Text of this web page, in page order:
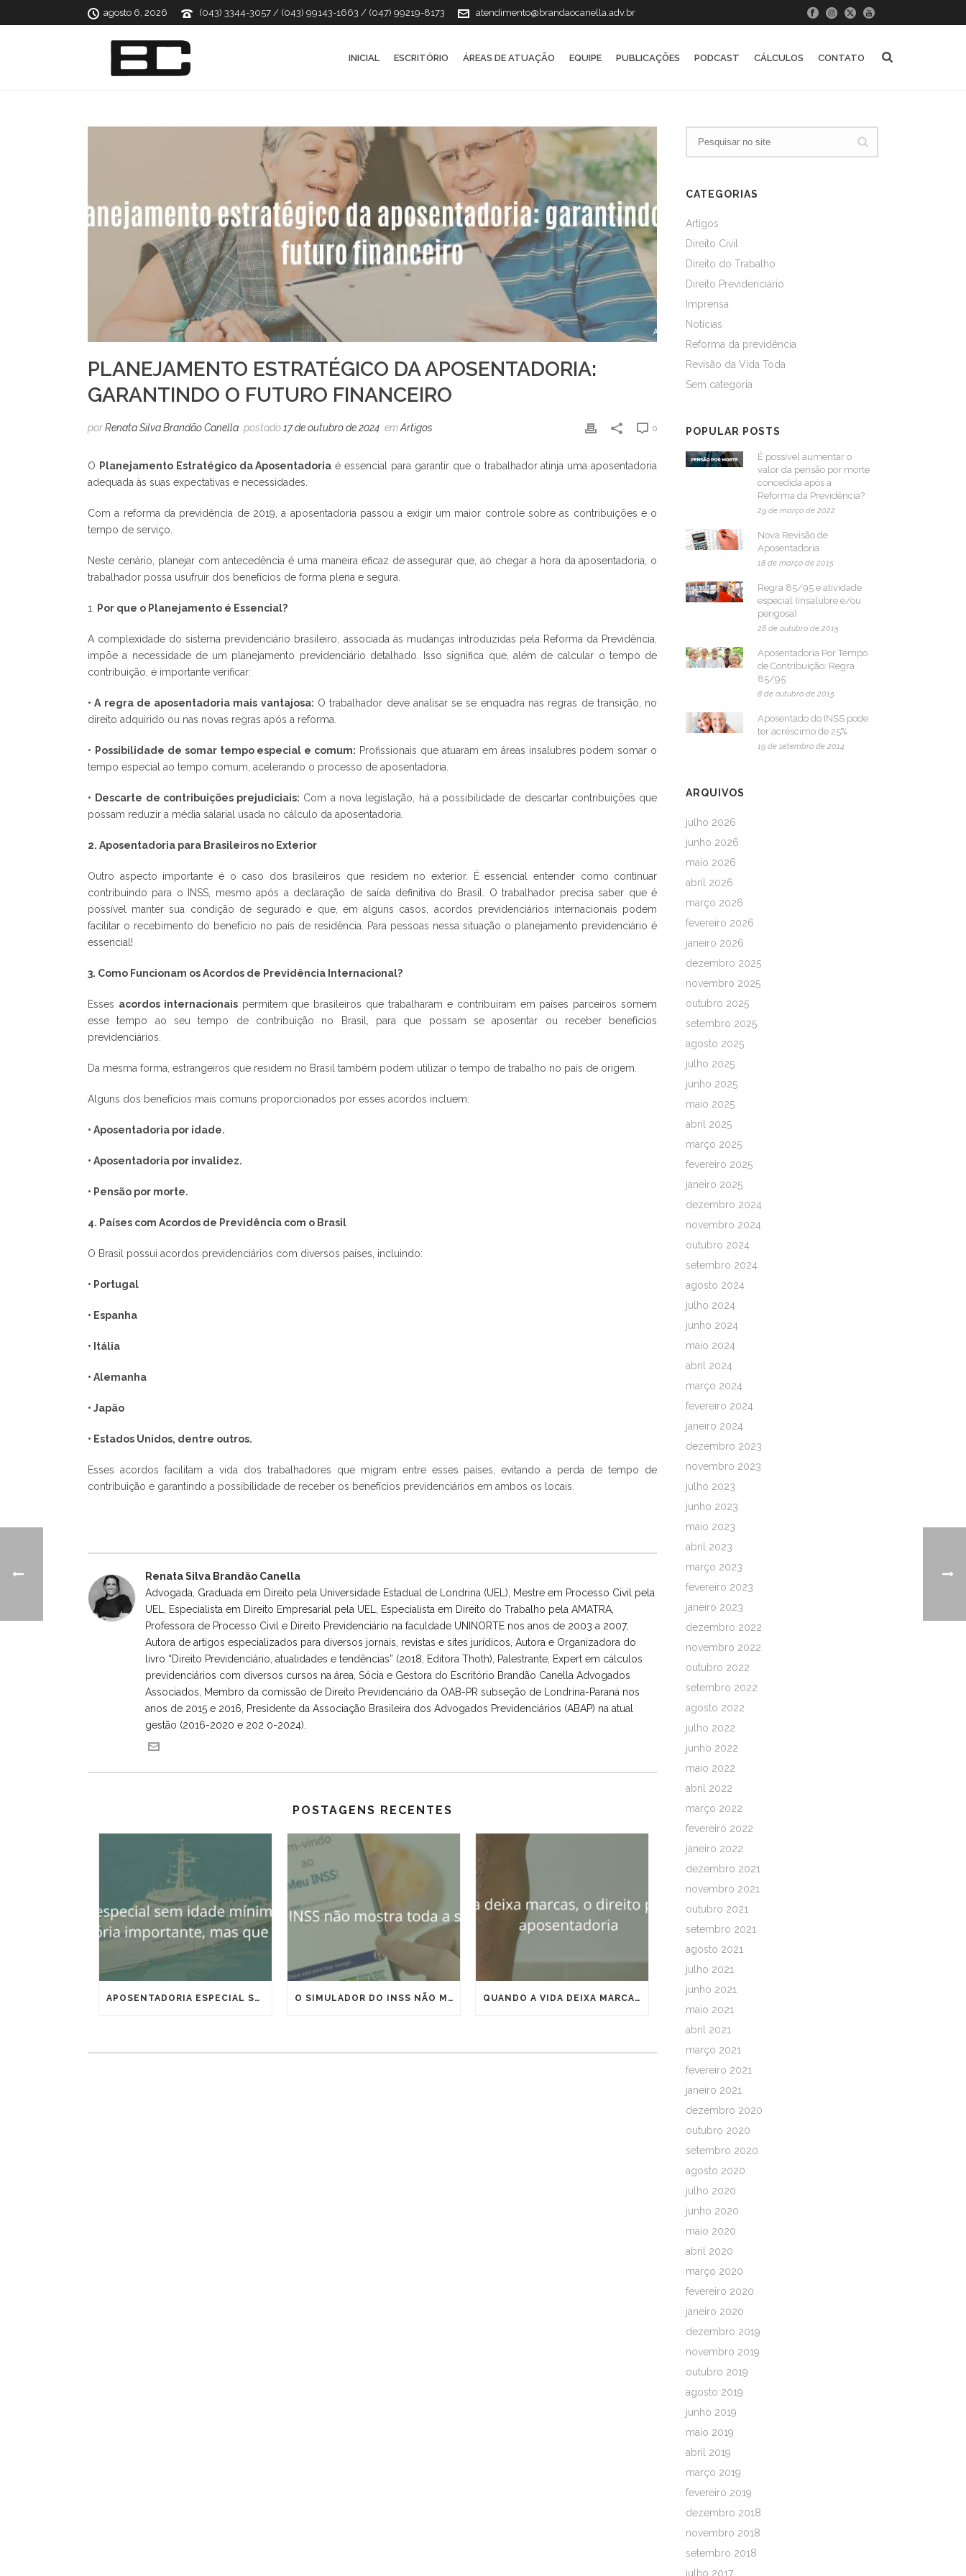
agosto 6, 2026 (043) 3344-3057 / (043) 99143-1663 / (047) 99219-8173 atendimento@brandaocanella.adv.br
INICIAL ESCRITÓRIO ÁREAS DE ATUAÇÃO EQUIPE PUBLICAÇÕES PODCAST CÁLCULOS CONTATO
PLANEJAMENTO ESTRATÉGICO DA APOSENTADORIA:
GARANTINDO O FUTURO FINANCEIRO
porRenata Silva Brandão Canella postado 17 de outubro de 2024 emArtigos 0
O Planejamento Estratégico da Aposentadoria é essencial para garantir que o trabalhador atinja uma aposentadoria
adequada às suas expectativas e necessidades.
Com a reforma da previdência de 2019, a aposentadoria passou a exigir um maior controle sobre as contribuições e o
tempo de serviço.
Neste cenário, planejar com antecedência é uma maneira eficaz de assegurar que, ao chegar a hora da aposentadoria, o
trabalhador possa usufruir dos benefícios de forma plena e segura.
1. Por que o Planejamento é Essencial?
A complexidade do sistema previdenciário brasileiro, associada às mudanças introduzidas pela Reforma da Previdência,
impõe a necessidade de um planejamento previdenciário detalhado. Isso significa que, além de calcular o tempo de
contribuição, é importante verificar:
• A regra de aposentadoria mais vantajosa: O trabalhador deve analisar se se enquadra nas regras de transição, no
direito adquirido ou nas novas regras após a reforma.
• Possibilidade de somar tempo especial e comum: Profissionais que atuaram em áreas insalubres podem somar o
tempo especial ao tempo comum, acelerando o processo de aposentadoria.
• Descarte de contribuições prejudiciais: Com a nova legislação, há a possibilidade de descartar contribuições que
possam reduzir a média salarial usada no cálculo da aposentadoria.
2. Aposentadoria para Brasileiros no Exterior
Outro aspecto importante é o caso dos brasileiros que residem no exterior. É essencial entender como continuar
contribuindo para o INSS, mesmo após a declaração de saída definitiva do Brasil. O trabalhador precisa saber que é
possível manter sua condição de segurado e que, em alguns casos, acordos previdenciários internacionais podem
facilitar o recebimento do benefício no país de residência. Para pessoas nessa situação o planejamento previdenciário é
essencial!
3. Como Funcionam os Acordos de Previdência Internacional?
Esses acordos internacionaispermitem que brasileiros que trabalharam e contribuíram em países parceiros somem
esse tempo ao seu tempo de contribuição no Brasil, para que possam se aposentar ou receber benefícios
previdenciários.
Da mesma forma, estrangeiros que residem no Brasil também podem utilizar o tempo de trabalho no país de origem.
Alguns dos benefícios mais comuns proporcionados por esses acordos incluem:
• Aposentadoria por idade.
• Aposentadoria por invalidez.
• Pensão por morte.
4. Países com Acordos de Previdência com o Brasil
O Brasil possui acordos previdenciários com diversos países, incluindo:
• Portugal
• Espanha
• Itália
• Alemanha
• Japão
• Estados Unidos, dentre outros.
Esses acordos facilitam a vida dos trabalhadores que migram entre esses países, evitando a perda de tempo de
contribuição e garantindo a possibilidade de receber os benefícios previdenciários em ambos os locais.
Renata Silva Brandão Canella
Advogada, Graduada em Direito pela Universidade Estadual de Londrina (UEL), Mestre em Processo Civil pela
UEL, Especialista em Direito Empresarial pela UEL, Especialista em Direito do Trabalho pela AMATRA,
Professora de Processo Civil e Direito Previdenciário na faculdade UNINORTE nos anos de 2003 a 2007,
Autora de artigos especializados para diversos jornais, revistas e sites jurídicos, Autora e Organizadora do
livro “Direito Previdenciário, atualidades e tendências” (2018, Editora Thoth), Palestrante, Expert em cálculos
previdenciários com diversos cursos na área, Sócia e Gestora do Escritório Brandão Canella Advogados
Associados, Membro da comissão de Direito Previdenciário da OAB-PR subseção de Londrina-Paraná nos
anos de 2015 e 2016, Presidente da Associação Brasileira dos Advogados Previdenciários (ABAP) na atual
gestão (2016-2020 e 202 0-2024).
POSTAGENS RECENTES
APOSENTADORIA ESPECIAL SEM IDADE MÍNIMA PARA MARÍTIMOS E OFFSHORE: VITÓRIA IMPORTANTE, MAS QUE EXIGE ESTRATÉGIA O SIMULADOR DO INSS NÃO MOSTRA TODA A SUA APOSENTADORIA QUANDO A VIDA DEIXA MARCAS, O DIREITO PODE ANTECIPAR A APOSENTADORIA
CATEGORIAS
Artigos
Direito Civil
Direito do Trabalho
Direito Previdenciário
Imprensa
Notícias
Reforma da previdência
Revisão da Vida Toda
Sem categoria
POPULAR POSTS
É possível aumentar o
valor da pensão por morte
concedida após a
Reforma da Previdência?
29 de março de 2022
Nova Revisão de
Aposentadoria
18 de março de 2015
Regra 85/95 e atividade
especial (insalubre e/ou
perigosa)
28 de outubro de 2015
Aposentadoria Por Tempo
de Contribuição: Regra
85/95
8 de outubro de 2015
Aposentado do INSS pode
ter acréscimo de 25%
19 de setembro de 2014
ARQUIVOS
julho 2026
junho 2026
maio 2026
abril 2026
março 2026
fevereiro 2026
janeiro 2026
dezembro 2025
novembro 2025
outubro 2025
setembro 2025
agosto 2025
julho 2025
junho 2025
maio 2025
abril 2025
março 2025
fevereiro 2025
janeiro 2025
dezembro 2024
novembro 2024
outubro 2024
setembro 2024
agosto 2024
julho 2024
junho 2024
maio 2024
abril 2024
março 2024
fevereiro 2024
janeiro 2024
dezembro 2023
novembro 2023
julho 2023
junho 2023
maio 2023
abril 2023
março 2023
fevereiro 2023
janeiro 2023
dezembro 2022
novembro 2022
outubro 2022
setembro 2022
agosto 2022
julho 2022
junho 2022
maio 2022
abril 2022
março 2022
fevereiro 2022
janeiro 2022
dezembro 2021
novembro 2021
outubro 2021
setembro 2021
agosto 2021
julho 2021
junho 2021
maio 2021
abril 2021
março 2021
fevereiro 2021
janeiro 2021
dezembro 2020
outubro 2020
setembro 2020
agosto 2020
julho 2020
junho 2020
maio 2020
abril 2020
março 2020
fevereiro 2020
janeiro 2020
dezembro 2019
novembro 2019
outubro 2019
agosto 2019
junho 2019
maio 2019
abril 2019
março 2019
fevereiro 2019
dezembro 2018
novembro 2018
setembro 2018
julho 2017